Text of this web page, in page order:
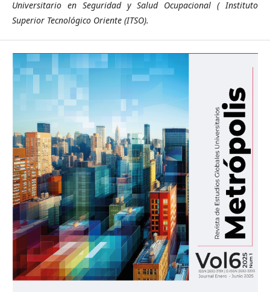
Universitario en Seguridad y Salud Ocupacional ( Instituto
Superior Tecnológico Oriente (ITSO).